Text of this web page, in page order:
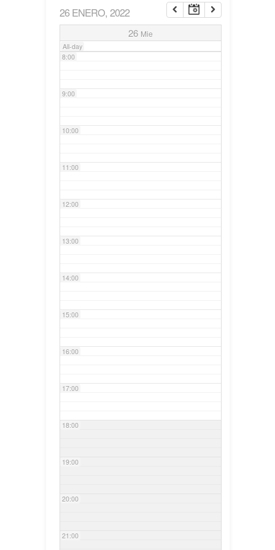
26 ENERO, 2022
26 Mie
All-day
7:00
8:00
9:00
10:00
11:00
12:00
13:00
14:00
15:00
16:00
17:00
18:00
19:00
20:00
21:00